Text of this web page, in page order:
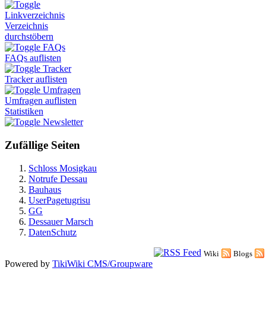
Linkverzeichnis
Verzeichnis
durchstöbern
FAQs
FAQs auflisten
Tracker
Tracker auflisten
Umfragen
Umfragen auflisten
Statistiken
Newsletter
Zufällige Seiten
Schloss Mosigkau
Notrufe Dessau
Bauhaus
UserPagetugrisu
GG
Dessauer Marsch
DatenSchutz
Wiki Blogs
Powered by TikiWiki CMS/Groupware